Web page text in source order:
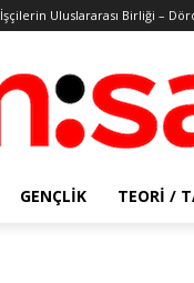
İşçilerin Uluslararası Birliği –
GENÇLIK TEORI /